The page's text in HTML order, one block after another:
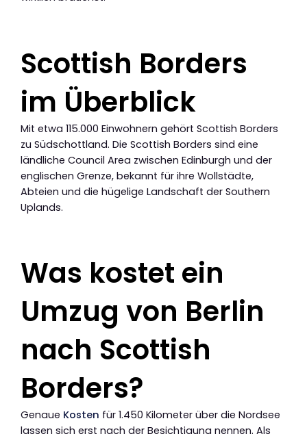
Scottish Borders
im Überblick
Mit etwa 115.000 Einwohnern gehört Scottish Borders
zu Südschottland. Die Scottish Borders sind eine
ländliche Council Area zwischen Edinburgh und der
englischen Grenze, bekannt für ihre Wollstädte,
Abteien und die hügelige Landschaft der Southern
Uplands.
Was kostet ein
Umzug von Berlin
nach Scottish
Borders?
Genaue Kosten für 1.450 Kilometer über die Nordsee
lassen sich erst nach der Besichtigung nennen. Als